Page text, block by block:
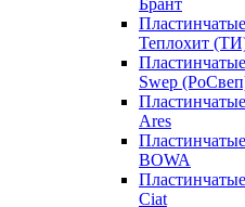
Брант
Теплохит
Swep
Ares
BOWA
Ciat